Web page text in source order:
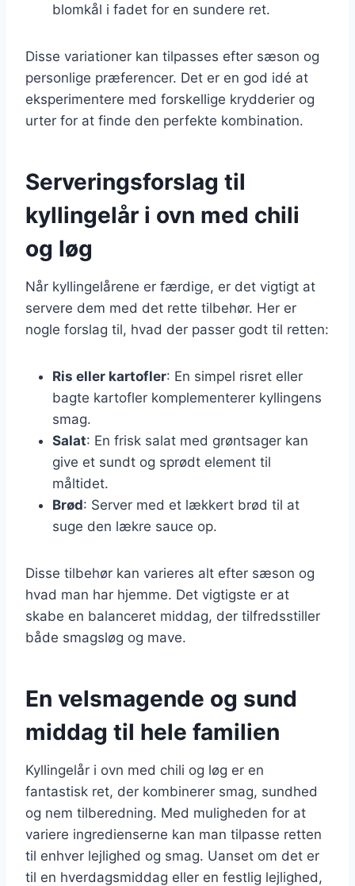
blomkål i fadet for en sundere ret.
Disse variationer kan tilpasses efter sæson og
personlige præferencer. Det er en god idé at
eksperimentere med forskellige krydderier og
urter for at finde den perfekte kombination.
Serveringsforslag til
kyllingelår i ovn med chili
og løg
Når kyllingelårene er færdige, er det vigtigt at
servere dem med det rette tilbehør. Her er
nogle forslag til, hvad der passer godt til retten:
Ris eller kartofler: En simpel risret eller
bagte kartofler komplementerer kyllingens
smag.
Salat: En frisk salat med grøntsager kan
give et sundt og sprødt element til
måltidet.
Brød: Server med et lækkert brød til at
suge den lækre sauce op.
Disse tilbehør kan varieres alt efter sæson og
hvad man har hjemme. Det vigtigste er at
skabe en balanceret middag, der tilfredsstiller
både smagsløg og mave.
En velsmagende og sund
middag til hele familien
Kyllingelår i ovn med chili og løg er en
fantastisk ret, der kombinerer smag, sundhed
og nem tilberedning. Med muligheden for at
variere ingredienserne kan man tilpasse retten
til enhver lejlighed og smag. Uanset om det er
til en hverdagsmiddag eller en festlig lejlighed,